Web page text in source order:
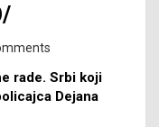
rade. Srbi koji
Dejana